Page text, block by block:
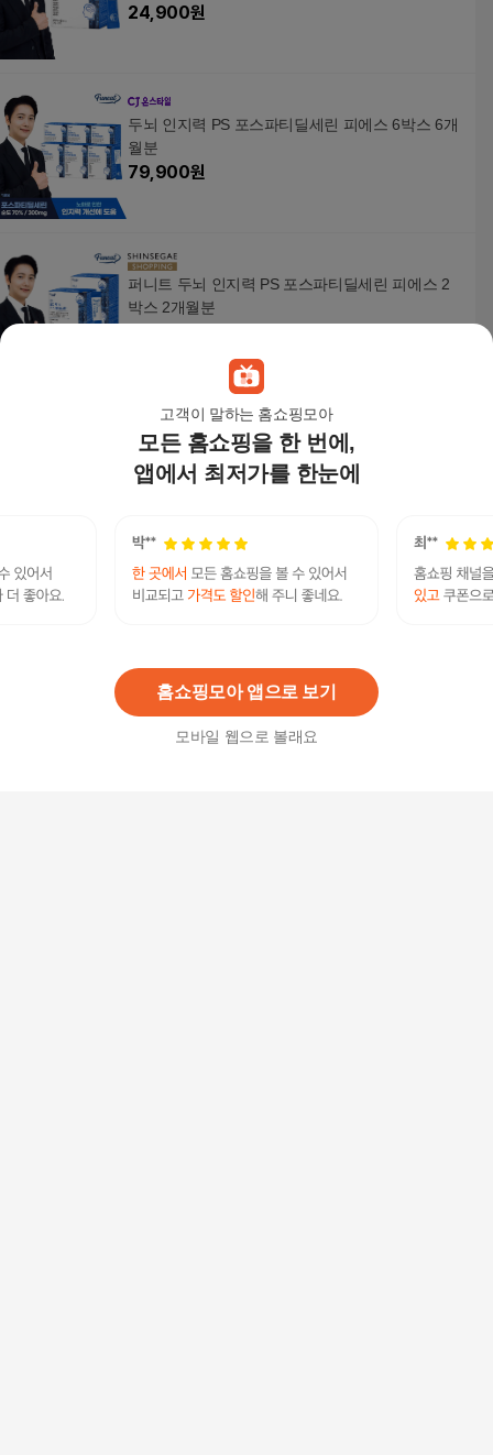
고객이 말하는 홈쇼핑모아
모든 홈쇼핑을 한 번에,
앱에서 최저가를 한눈에
홈쇼핑모아 앱으로 보기
모바일 웹으로 볼래요
24,900원
두뇌 인지력 PS 포스파티딜세린 피에스 6박스 6개
월분
79,900원
퍼니트 두뇌 인지력 PS 포스파티딜세린 피에스 2
박스 2개월분
퍼니트 두뇌 인지력 PS 포스파티딜세린 피에스 3
박스 3개월분21229409588747
77,670 원
퍼니트 두뇌 인지력 PS 포스파티딜세린 피에스 3